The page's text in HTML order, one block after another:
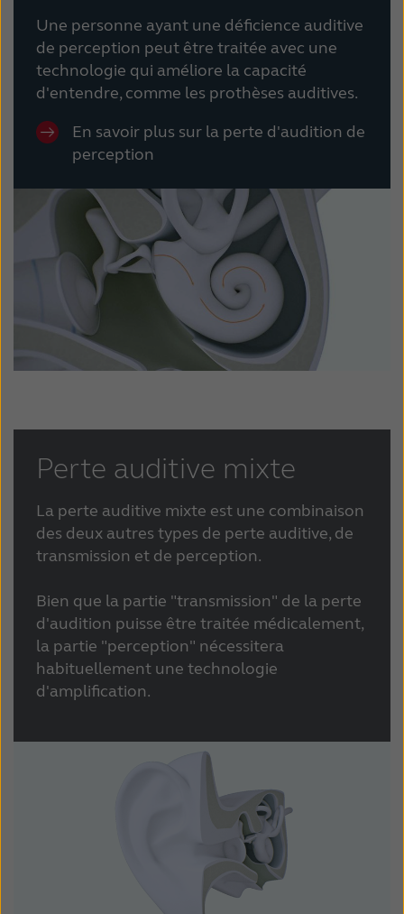
Une personne ayant une déficience auditive
de perception peut être traitée avec une
technologie qui améliore la capacité
d'entendre, comme les prothèses auditives.
En savoir plus sur la perte d'audition de
perception
Perte auditive mixte
La perte auditive mixte est une combinaison
des deux autres types de perte auditive, de
transmission et de perception.
Bien que la partie "transmission" de la perte
d'audition puisse être traitée médicalement,
la partie "perception" nécessitera
habituellement une technologie
d'amplification.